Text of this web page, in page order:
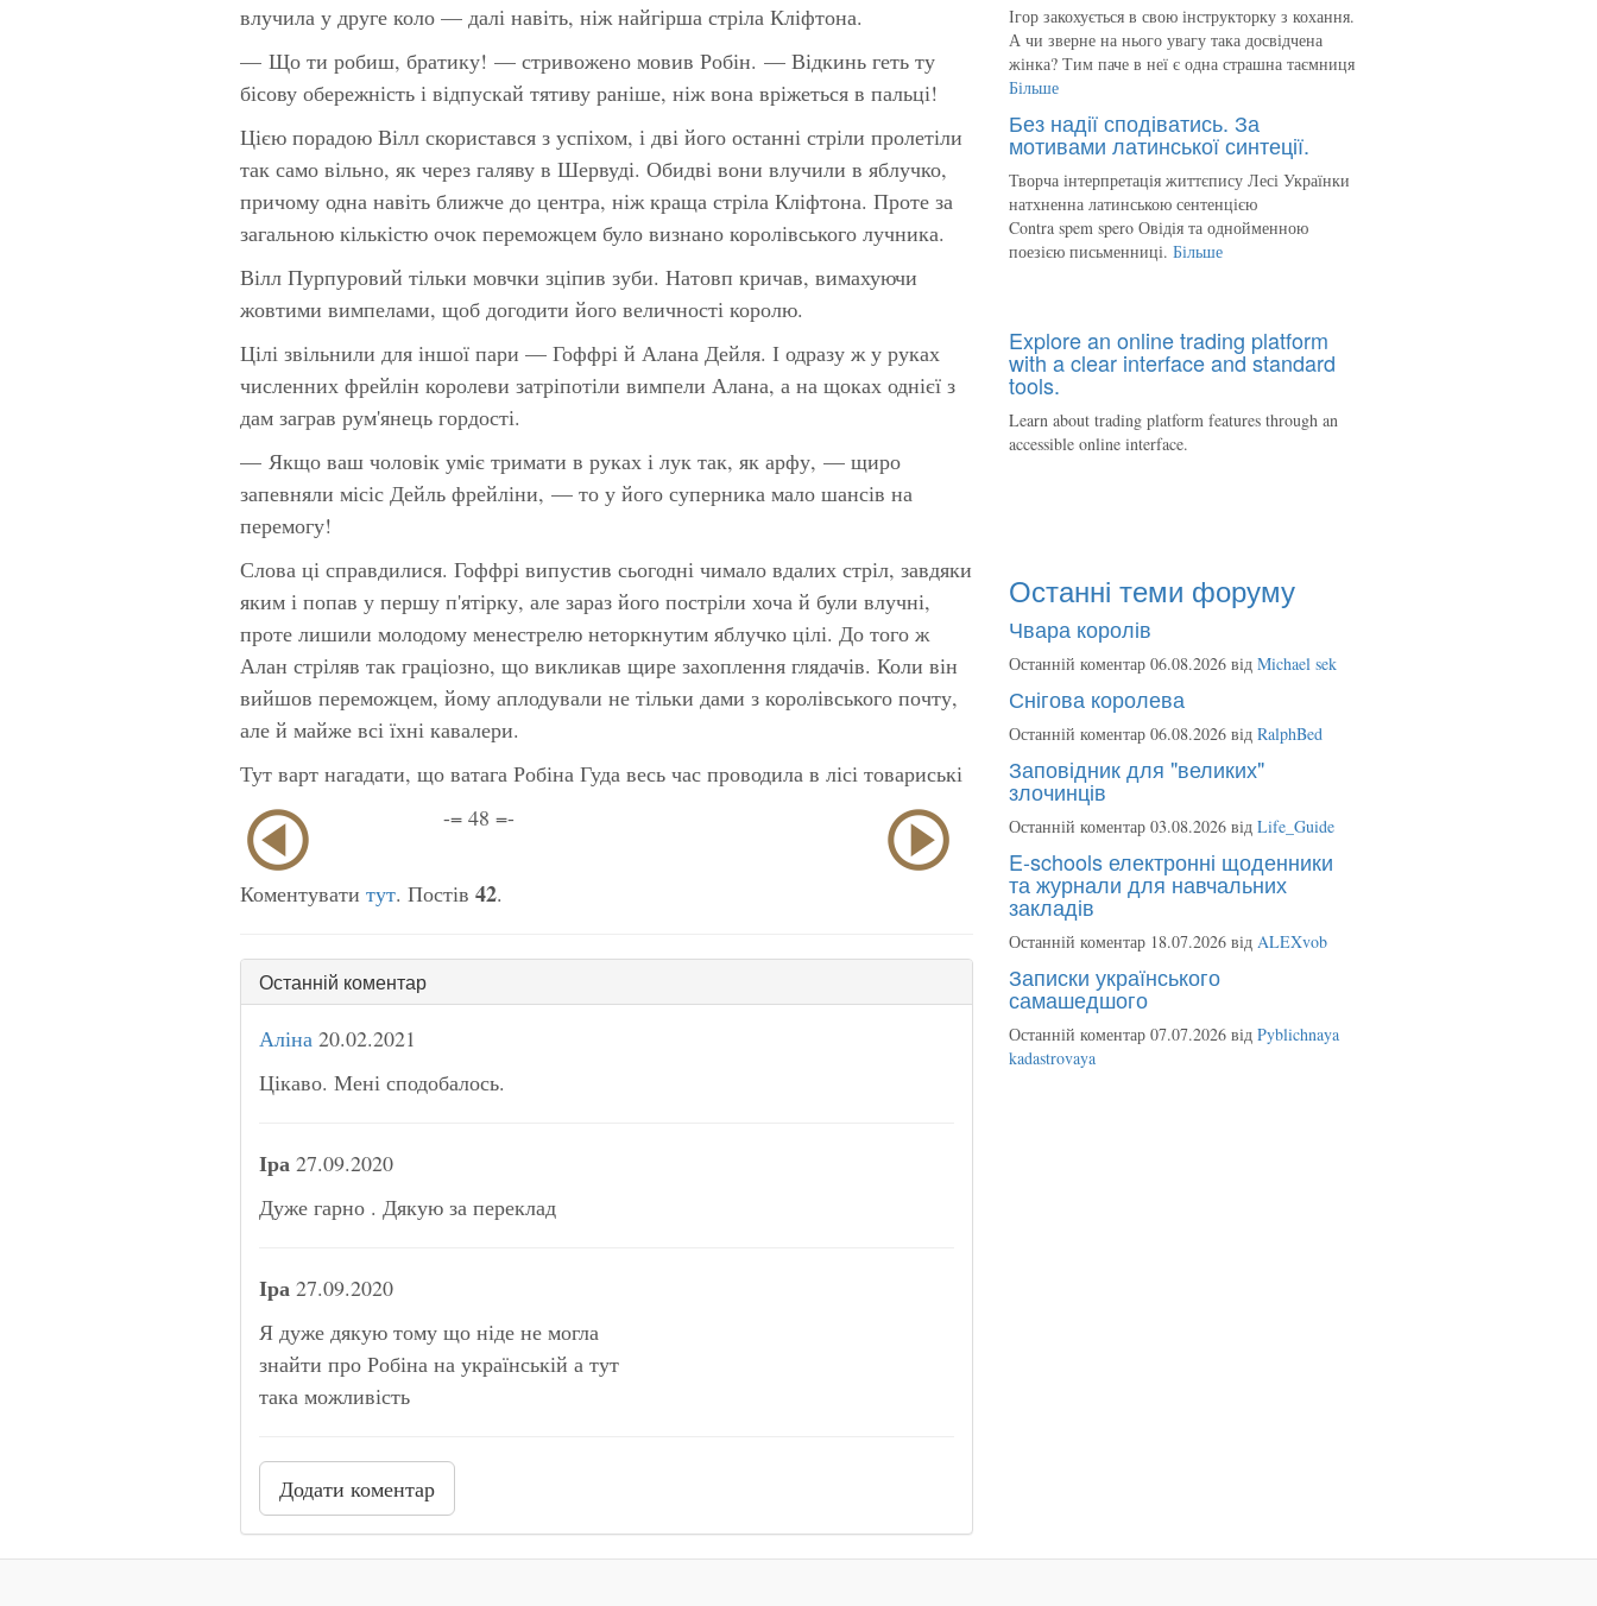
влучила у друге коло — далі навіть, ніж найгірша стріла Кліфтона.
— Що ти робиш, братику! — стривожено мовив Робін. — Відкинь геть ту
бісову обережність і відпускай тятиву раніше, ніж вона вріжеться в пальці!
Цією порадою Вілл скористався з успіхом, і дві його останні стріли пролетіли
так само вільно, як через галяву в Шервуді. Обидві вони влучили в яблучко,
причому одна навіть ближче до центра, ніж краща стріла Кліфтона. Проте за
загальною кількістю очок переможцем було визнано королівського лучника.
Вілл Пурпуровий тільки мовчки зціпив зуби. Натовп кричав, вимахуючи
жовтими вимпелами, щоб догодити його величності королю.
Цілі звільнили для іншої пари — Гоффрі й Алана Дейля. І одразу ж у руках
численних фрейлін королеви затріпотіли вимпели Алана, а на щоках однієї з
дам заграв рум'янець гордості.
— Якщо ваш чоловік уміє тримати в руках і лук так, як арфу, — щиро
запевняли місіс Дейль фрейліни, — то у його суперника мало шансів на
перемогу!
Слова ці справдилися. Гоффрі випустив сьогодні чимало вдалих стріл, завдяки
яким і попав у першу п'ятірку, але зараз його постріли хоча й були влучні,
проте лишили молодому менестрелю неторкнутим яблучко цілі. До того ж
Алан стріляв так граціозно, що викликав щире захоплення глядачів. Коли він
вийшов переможцем, йому аплодували не тільки дами з королівського почту,
але й майже всі їхні кавалери.
Тут варт нагадати, що ватага Робіна Гуда весь час проводила в лісі товариські
-= 48 =-
Коментувати тут. Постів 42.
Останній коментар
Аліна 20.02.2021
Цікаво. Мені сподобалось.
Іра 27.09.2020
Дуже гарно . Дякую за переклад
Іра 27.09.2020
Я дуже дякую тому що ніде не могла
знайти про Робіна на українській а тут
така можливість
Додати коментар
Ігор закохується в свою інструкторку з кохання.
А чи зверне на нього увагу така досвідчена
жінка? Тим паче в неї є одна страшна таємниця
Більше
Без надії сподіватись. За
мотивами латинської синтеції.
Творча інтерпретація життєпису Лесі Українки
натхненна латинською сентенцією
Contra spem spero Овідія та однойменною
поезією письменниці. Більше
Explore an online trading platform
with a clear interface and standard
tools.
Learn about trading platform features through an
accessible online interface.
Останні теми форуму
Чвара королів
Останній коментар 06.08.2026 від Michael sek
Снігова королева
Останній коментар 06.08.2026 від RalphBed
Заповідник для "великих"
злочинців
Останній коментар 03.08.2026 від Life_Guide
E-schools електронні щоденники
та журнали для навчальних
закладів
Останній коментар 18.07.2026 від ALEXvob
Записки українського
самашедшого
Останній коментар 07.07.2026 від Pyblichnaya
kadastrovaya